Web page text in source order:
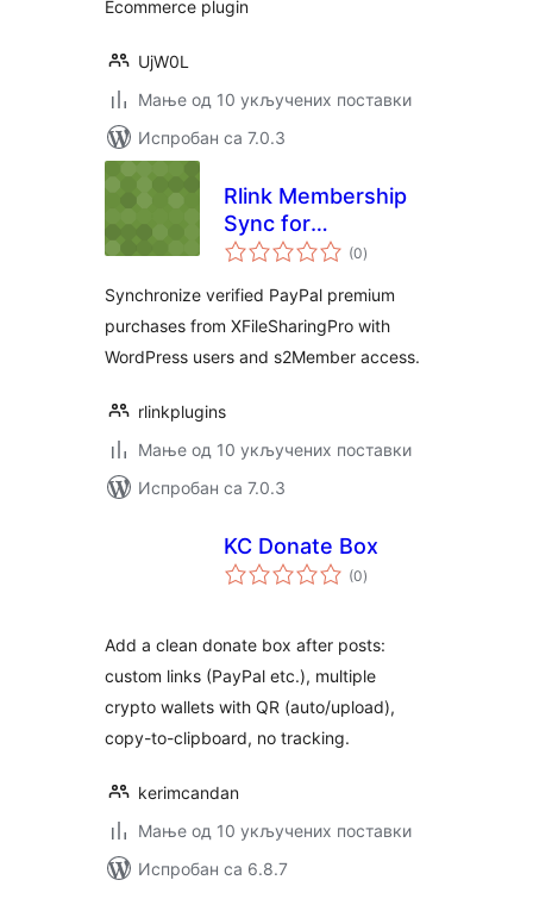
Ecommerce plugin
UjW0L
Мање од 10 укључених поставки
Испробан са 7.0.3
Rlink Membership
Sync for
XFileSharingPro
(0укупних
оцена
)
Synchronize verified PayPal premium
purchases from XFileSharingPro with
WordPress users and s2Member access.
rlinkplugins
Мање од 10 укључених поставки
Испробан са 7.0.3
KC Donate Box
(0укупних
оцена
)
Add a clean donate box after posts:
custom links (PayPal etc.), multiple
crypto wallets with QR (auto/upload),
copy-to-clipboard, no tracking.
kerimcandan
Мање од 10 укључених поставки
Испробан са 6.8.7